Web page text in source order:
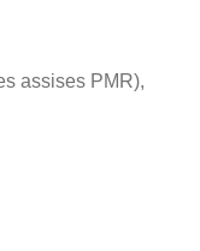
assises PMR),